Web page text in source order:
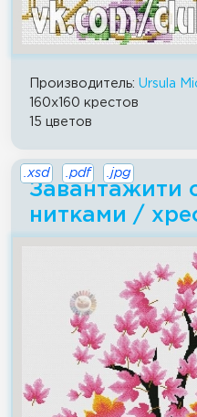
Производитель: Ursula
160x160 крестов
15 цветов
Завантажити
нитками /
.xsd .pdf .jpg